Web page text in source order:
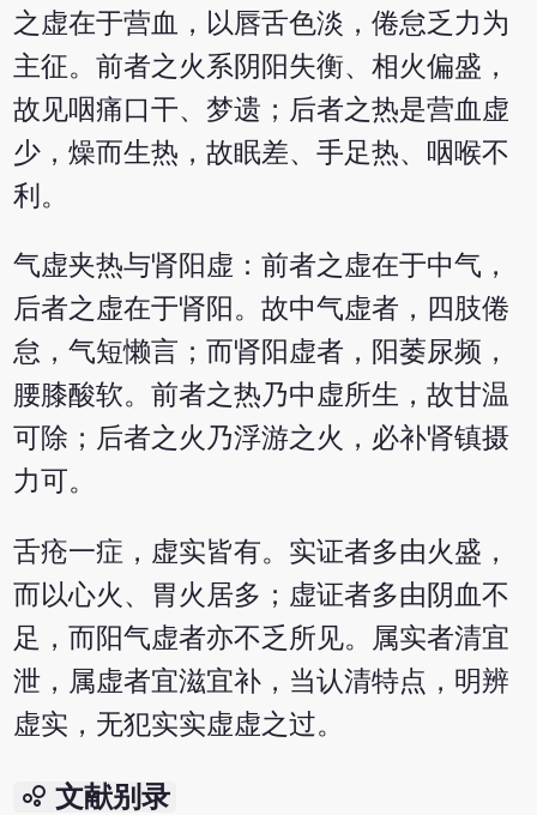
之虚在于营血，以唇舌色淡，倦怠乏力为
主征。前者之火系阴阳失衡、相火偏盛，
故见咽痛口干、梦遗；后者之热是营血虚
少，燥而生热，故眠差、手足热、咽喉不
利。
气虚夹热与肾阳虚：前者之虚在于中气，
后者之虚在于肾阳。故中气虚者，四肢倦
怠，气短懒言；而肾阳虚者，阳萎尿频，
腰膝酸软。前者之热乃中虚所生，故甘温
可除；后者之火乃浮游之火，必补肾镇摄
力可。
舌疮一症，虚实皆有。实证者多由火盛，
而以心火、胃火居多；虚证者多由阴血不
足，而阳气虚者亦不乏所见。属实者清宜
泄，属虚者宜滋宜补，当认清特点，明辨
虚实，无犯实实虚虚之过。
bubble_chart 文献别录